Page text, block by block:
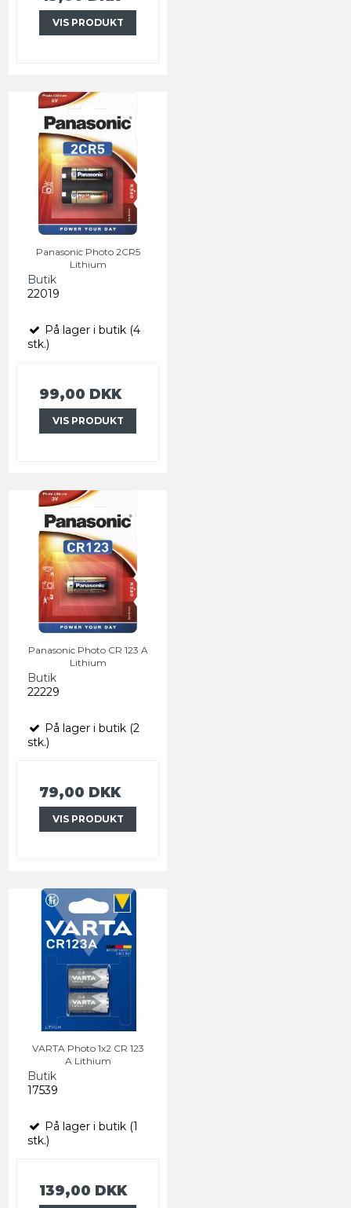
VIS PRODUKT
Panasonic Photo 2CR5
Lithium
Butik
22019
På lager i butik (4
stk.)
99,00 DKK
VIS PRODUKT
Panasonic Photo CR 123 A
Lithium
Butik
22229
På lager i butik (2
stk.)
79,00 DKK
VIS PRODUKT
VARTA Photo 1x2 CR 123
A Lithium
Butik
17539
På lager i butik (1
stk.)
139,00 DKK